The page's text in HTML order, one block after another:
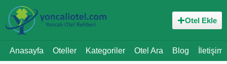
Otel Ekle
Anasayfa Oteller Kategoriler Otel Ara Blog İletişim